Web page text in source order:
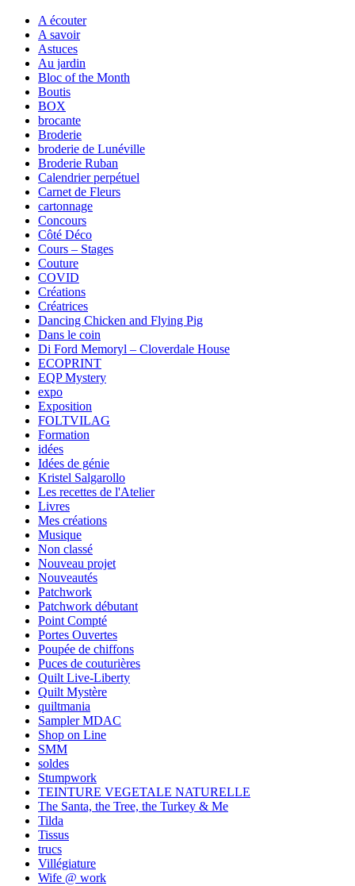
A écouter
A savoir
Astuces
Au jardin
Bloc of the Month
Boutis
BOX
brocante
Broderie
broderie de Lunéville
Broderie Ruban
Calendrier perpétuel
Carnet de Fleurs
cartonnage
Concours
Côté Déco
Cours – Stages
Couture
COVID
Créations
Créatrices
Dancing Chicken and Flying Pig
Dans le coin
Di Ford Memoryl – Cloverdale House
ECOPRINT
EQP Mystery
expo
Exposition
FOLTVILAG
Formation
idées
Idées de génie
Kristel Salgarollo
Les recettes de l'Atelier
Livres
Mes créations
Musique
Non classé
Nouveau projet
Nouveautés
Patchwork
Patchwork débutant
Point Compté
Portes Ouvertes
Poupée de chiffons
Puces de couturières
Quilt Live-Liberty
Quilt Mystère
quiltmania
Sampler MDAC
Shop on Line
SMM
soldes
Stumpwork
TEINTURE VEGETALE NATURELLE
The Santa, the Tree, the Turkey & Me
Tilda
Tissus
trucs
Villégiature
Wife @ work